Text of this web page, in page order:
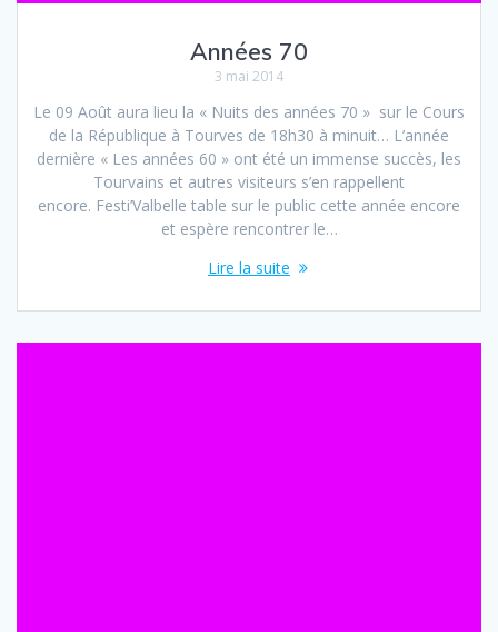
Années 70
3 mai 2014
Le 09 Août aura lieu la « Nuits des années 70 » sur le Cours
de la République à Tourves de 18h30 à minuit… L’année
dernière « Les années 60 » ont été un immense succès, les
Tourvains et autres visiteurs s’en rappellent
encore. Festi’Valbelle table sur le public cette année encore
et espère rencontrer le…
Lire la suite